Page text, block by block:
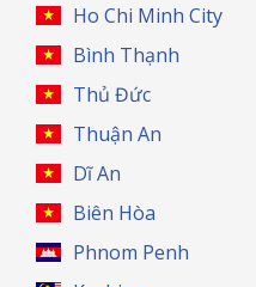
Ho Chi Minh City
Bình Thạnh
Thủ Đức
Thuận An
Dĩ An
Biên Hòa
Phnom Penh